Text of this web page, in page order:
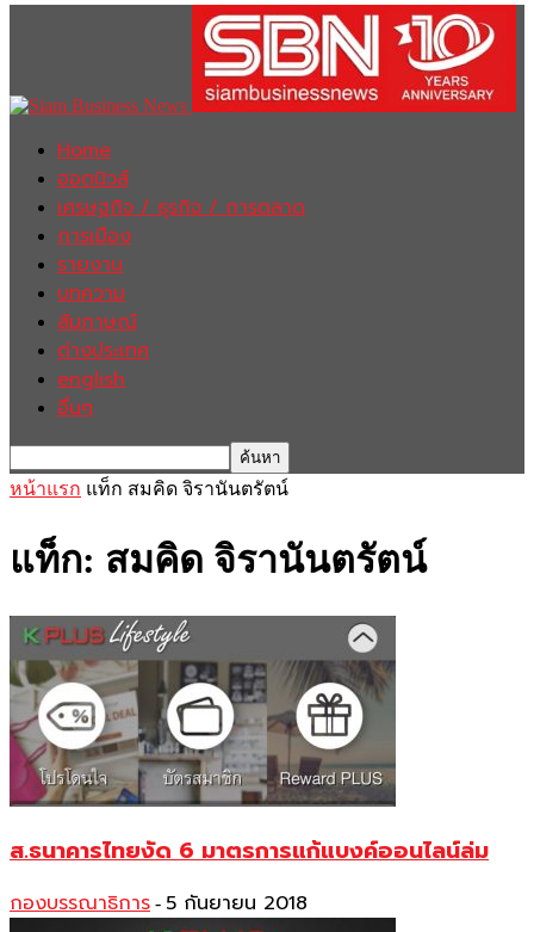
Home
ฮอตนิวส์
เศรษฐกิจ / ธุรกิจ / การตลาด
การเมือง
รายงาน
บทความ
สัมภาษณ์
ต่างประเทศ
english
อื่นๆ
หน้าแรก แท็ก สมคิด จิรานันตรัตน์
แท็ก: สมคิด จิรานันตรัตน์
ส.ธนาคารไทยงัด 6 มาตรการแก้แบงค์ออนไลน์ล่ม
กองบรรณาธิการ - 5 กันยายน 2018